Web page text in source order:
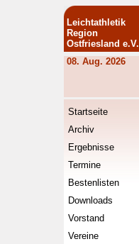
Leichtathletik
Region
Ostfriesland e.V.
08. Aug. 2026
Startseite
Archiv
Ergebnisse
Termine
Bestenlisten
Downloads
Vorstand
Vereine